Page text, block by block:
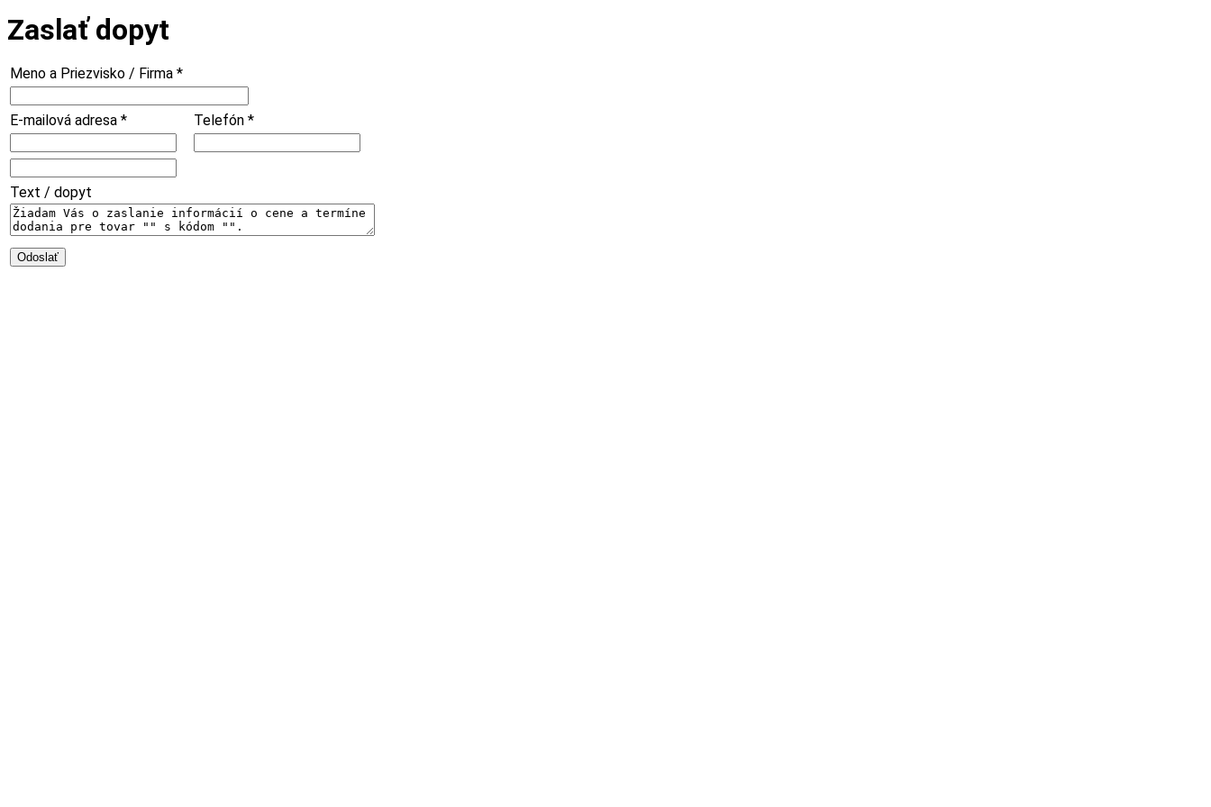
Zaslať dopyt
Meno a Priezvisko / Firma *
E-mailová adresa * Telefón *
Text / dopyt